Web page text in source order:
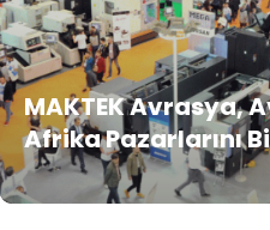
MAKTEK Avrasya,
Afrika Pazarlarını